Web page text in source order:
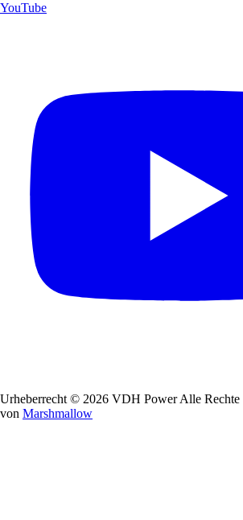
YouTube
Urheberrecht © 2026 VDH Power Alle Rechte
von Marshmallow